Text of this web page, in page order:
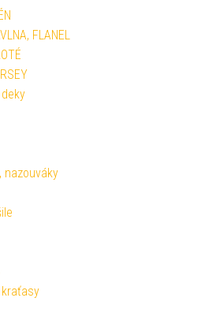
FLANEL
nazouváky
kraťasy